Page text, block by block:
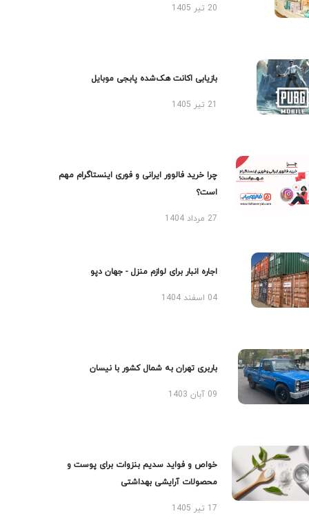
20 تیر 1405
بازیابی اکانت هک‌شده پابجی موبایل
چرا خرید فالوور ایرانی و فوری اینستاگرام مهم
است؟
27 مرداد 1404
اجاره انبار برای لوازم منزل - جهان دپو
04 اسفند 1404
باربری تهران به شمال کشور با نیسان
09 آبان 1403
خواص و فواید سدیم بنزوات برای پوست و
محصولات آرایشی بهداشتی
17 تیر 1405